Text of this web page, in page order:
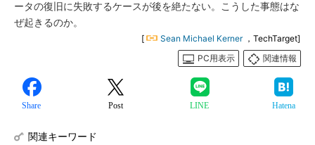
ータの復旧に失敗するケースが後を絶たない。こうした事態はな
ぜ起きるのか。
[ Sean Michael Kerner ，TechTarget]
PC用表示
関連情報
Share Post LINE Hatena
関連キーワード